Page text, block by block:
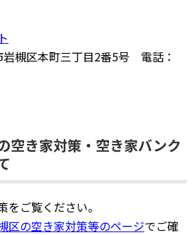
岩槻区本町三丁目2番5号 電話：
空き家対策・空き家バンク
をご覧ください。
区の空き家対策等のページでご確